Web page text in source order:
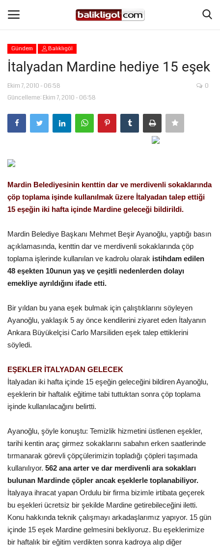
Giriş Yap
Anasayfa
Köşe Yazıları
Eğitim
Magazin
Spor
Gündem
Tekno Bilim
Ekonomi
Galeriler
Siyaset
Künye
Yaşam
İletişim
Sağlık
Kültür Sanat
Gündem Balıklıgöl
İtalyadan Mardine hediye 15 eşek
Ekim 7, 2010 - 06:58
Güncelleme: Ekim 7, 2010 - 06:58
0
Mardin Belediyesinin kenttin dar ve merdivenli sokaklarında
çöp toplama işinde kullanılmak üzere İtalyadan talep ettiği
15 eşeğin iki hafta içinde Mardine geleceği bildirildi.
Mardin Belediye Başkanı Mehmet Beşir Ayanoğlu, yaptığı basın
açıklamasında, kenttin dar ve merdivenli sokaklarında çöp
toplama işlerinde kullanılan ve kadrolu olarak istihdam edilen
48 eşekten 10unun yaş ve çeşitli nedenlerden dolayı
emekliye ayrıldığını ifade etti.
Bir yıldan bu yana eşek bulmak için çalıştıklarını söyleyen
Ayanoğlu, yaklaşık 5 ay önce kendilerini ziyaret eden İtalyanın
Ankara Büyükelçisi Carlo Marsiliden eşek talep ettiklerini
söyledi.
EŞEKLER İTALYADAN GELECEK
İtalyadan iki hafta içinde 15 eşeğin geleceğini bildiren Ayanoğlu,
eşeklerin bir haftalık eğitime tabi tuttuktan sonra çöp toplama
işinde kullanılacağını belirtti.
Ayanoğlu, şöyle konuştu: Temizlik hizmetini üstlenen eşekler,
tarihi kentin araç girmez sokaklarını sabahın erken saatlerinde
tırmanarak görevli çöpçülerimizin topladığı çöpleri taşımada
kullanılıyor. 562 ana arter ve dar merdivenli ara sokakları
bulunan Mardinde çöpler ancak eşeklerle toplanabiliyor.
İtalyaya ihracat yapan Ordulu bir firma bizimle irtibata geçerek
bu eşekleri ücretsiz bir şekilde Mardine getirebileceğini iletti.
Konu hakkında teknik çalışmayı arkadaşlarımız yapıyor. 15 gün
içinde 15 eşek Mardine gelmesini bekliyoruz. Bu eşeklerimize
bir haftalık bir eğitim verdikten sonra kadroya alıp diğer